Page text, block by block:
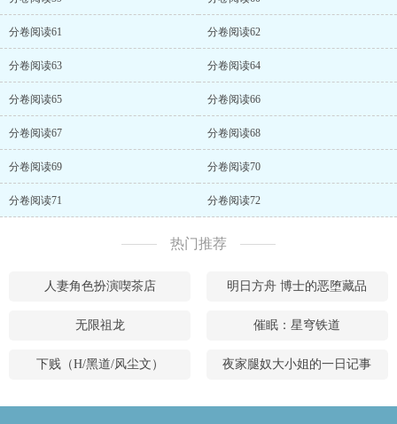
分卷阅读61 分卷阅读62
分卷阅读63 分卷阅读64
分卷阅读65 分卷阅读66
分卷阅读67 分卷阅读68
分卷阅读69 分卷阅读70
分卷阅读71 分卷阅读72
热门推荐
人妻角色扮演喫茶店 明日方舟 博士的恶堕藏品
无限祖龙 催眠：星穹铁道
下贱（H/黑道/风尘文） 夜家腿奴大小姐的一日记事